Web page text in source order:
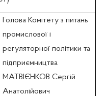
Голова Комітету з питань
промислової i
регуляторної політики та
підприємництва
МАТВІЄНКОВ Сергій
Анатолійович